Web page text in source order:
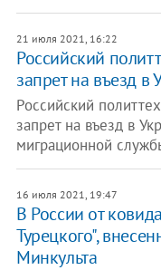
21 июля 2021, 16:22
Российский
запрет на въезд в
Российский
запрет на въезд в
миграционной
16 июля 2021, 19:47
В России от
Турецкого",
Минкульта